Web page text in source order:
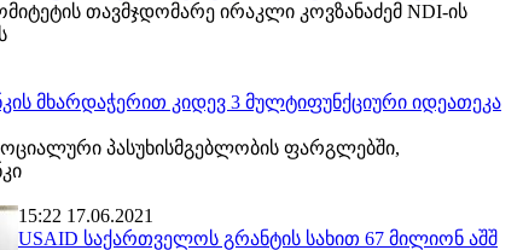
თავმჯდომარე ირაკლი კოვზანაძემ NDI-ის
მხარდაჭერით კიდევ 3 მულტიფუნქციური იდეათეკა
პასუხისმგებლობის ფარგლებში,
15:22 17.06.2021
USAID საქართველოს გრანტის სახით 67 მილიონ აშშ